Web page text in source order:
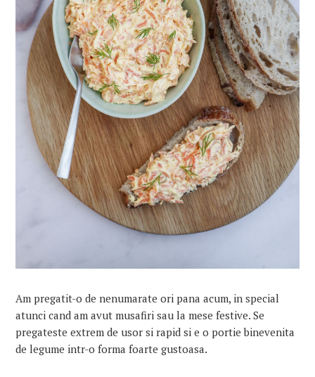
Am pregatit-o de nenumarate ori pana acum, in special
atunci cand am avut musafiri sau la mese festive. Se
pregateste extrem de usor si rapid si e o portie binevenita
de legume intr-o forma foarte gustoasa.